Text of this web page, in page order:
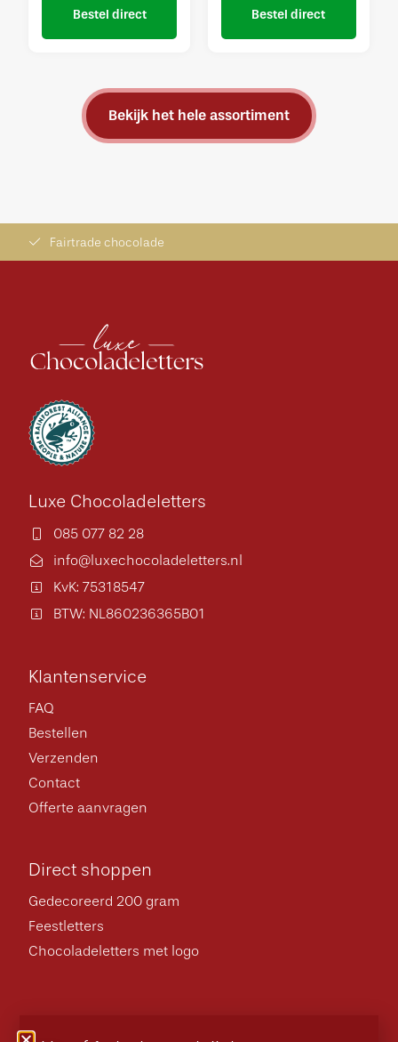
Bestel direct Bestel direct
Bekijk het hele assortiment
Fairtrade chocolade
Luxe Chocoladeletters
085 077 82 28
info@luxechocoladeletters.nl
KvK: 75318547
BTW: NL860236365B01
Klantenservice
FAQ
Bestellen
Verzenden
Contact
Offerte aanvragen
Direct shoppen
Gedecoreerd 200 gram
Feestletters
Chocoladeletters met logo